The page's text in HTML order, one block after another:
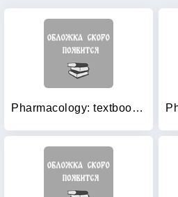
Pharmacology: textbook for medical students